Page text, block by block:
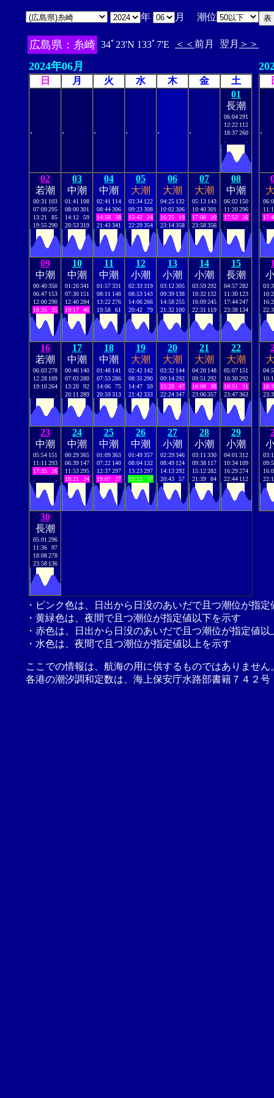
年 月 潮位
広島県：糸崎 34ﾟ23'N 133ﾟ7'E ＜＜ 前月 翌月 ＞＞
2024年06月
日 月 火 水 木 金 土
. . . . . .
01
長潮
06:04291
12:22 112
18:37260
02
若潮
00:31 103
07:09295
13:21
85
19:55290
03
中潮
01:41 108
08:00301
14:12
59
20:53319
04
中潮
02:41 114
08:44306
14:58
38
21:43341
05
大潮
03:34 122
09:23308
15:42
24
22:29354
06
大潮
04:25 132
10:02306
16:25
19
23:14358
07
大潮
05:13 143
10:40301
17:08
20
23:58356
08
中潮
06:02 150
11:20296
17:52
26
09
中潮
00:40350
06:47 153
12:00290
18:35
35
10
中潮
01:20341
07:30 151
12:40284
19:17
46
11
中潮
01:57331
08:11 148
13:22276
19:58
61
12
小潮
02:33319
08:53 143
14:06266
20:42
79
13
小潮
03:12305
09:39 138
14:58255
21:32 100
14
小潮
03:59292
10:32 132
16:09245
22:31 119
15
長潮
04:57282
11:30 123
17:44247
23:38 134
16
若潮
06:03278
12:28 109
19:10264
17
中潮
00:46 140
07:03280
13:20
92
20:11 289
18
中潮
01:48 141
07:53286
14:06
75
20:59313
19
大潮
02:42 142
08:35290
14:47
59
21:42333
20
大潮
03:32 144
09:14292
15:28
47
22:24347
21
大潮
04:20 148
09:51 292
16:08
38
23:06357
22
大潮
05:07 151
10:30292
16:51
31
23:47363
23
中潮
05:54 151
11:11 293
17:35
26
24
中潮
00:29365
06:39 147
11:53295
18:21
24
25
中潮
01:09363
07:22 140
12:37297
19:07
27
26
中潮
01:49357
08:04 132
13:23297
19:53
37
27
小潮
02:29346
08:49 124
14:13292
20:43
57
28
小潮
03:11 330
09:38 117
15:12282
21:39
84
29
小潮
04:01 312
10:34 109
16:29274
22:44 112
30
長潮
05:01 296
11:36
97
18:08278
23:58 136
.
・ピンク色は、日出から日没のあいだで且つ潮位が指
・黄緑色は、夜間で且つ潮位が指定値以下を示す
・赤色は、日出から日没のあいだで且つ潮位が指定値以
・水色は、夜間で且つ潮位が指定値以上を示す
ここでの情報は、航海の用に供するものではありませ
各港の潮汐調和定数は、海上保安庁水路部書籍７４２